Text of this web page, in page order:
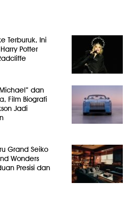
Terburuk, Ini
Potter
dan
Film Biografi
Jadi
Grand Seiko
Wonders
Presisi dan